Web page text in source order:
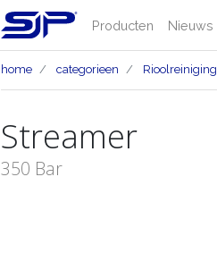
Producten Nieuws
home categorieen Rioolreiniging
Streamer
350 Bar